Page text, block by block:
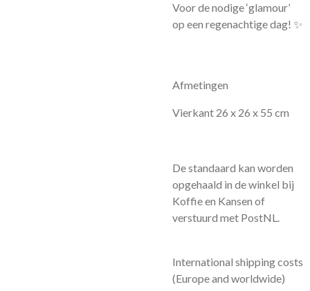
Voor de nodige ‘glamour’
op een regenachtige dag! ✨
Afmetingen
Vierkant 26 x 26 x 55 cm
De standaard kan worden
opgehaald in de winkel bij
Koffie en Kansen of
verstuurd met PostNL.
International shipping costs
(Europe and worldwide)